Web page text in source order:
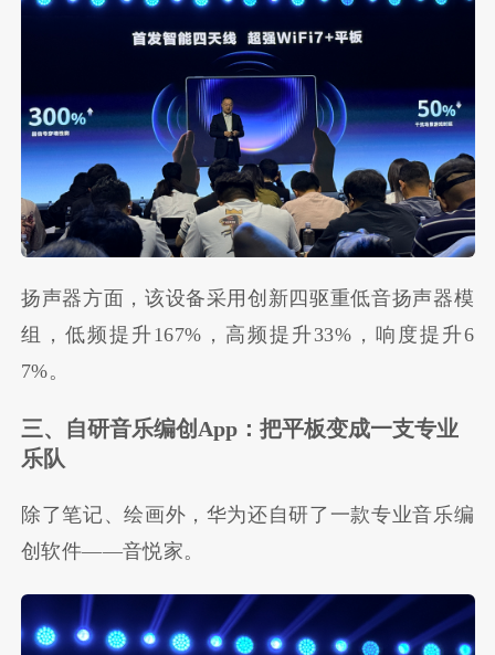
扬声器方面，该设备采用创新四驱重低音扬声器模
组，低频提升167%，高频提升33%，响度提升6
7%。
三、自研音乐编创App：把平板变成一支专业
乐队
除了笔记、绘画外，华为还自研了一款专业音乐编
创软件——音悦家。